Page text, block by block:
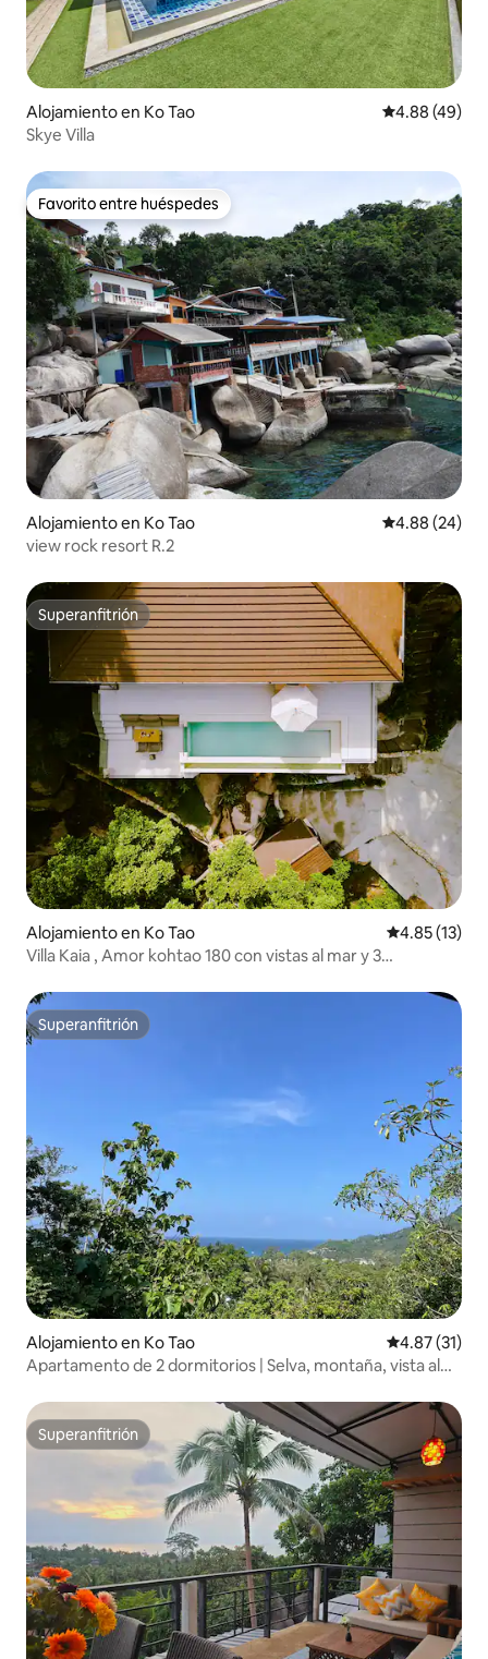
Alojamiento en Ko Tao Calificación
4.88 (49)
Skye Villa
Favorito entre huéspedes
Favorito entre huéspedes
Alojamiento en Ko Tao Calificación
4.88 (24)
view rock resort R.2
Superanfitrión
Superanfitrión
Alojamiento en Ko Tao Calificación
4.85 (13)
Villa Kaia , Amor kohtao 180 con vistas al mar y 3
Superanfitrión
Superanfitrión
Alojamiento en Ko Tao Calificación
4.87 (31)
Apartamento de 2 dormitorios | Selva, montaña, vista al
Superanfitrión
Superanfitrión